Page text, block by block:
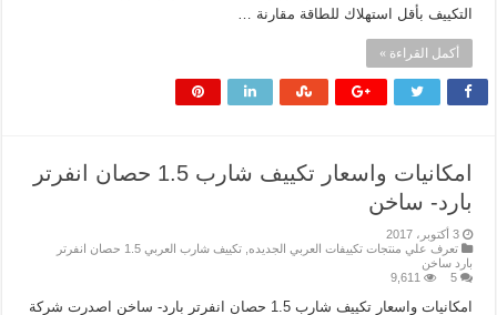
التكييف بأقل استهلاك للطاقة مقارنة …
أكمل القراءة »
امكانيات واسعار تكييف شارب 1.5 حصان انفرتر
بارد- ساخن
3 أكتوبر، 2017
تعرف علي منتجات تكييفات العربي الجديده,
تكييف شارب العربي 1.5 حصان انفرتر
بارد ساخن
5
9,611
امكانيات واسعار تكييف شارب 1.5 حصان انفرتر بارد- ساخن اصدرت شركة